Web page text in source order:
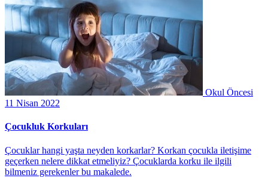
Okul Öncesi
11 Nisan 2022
Çocukluk Korkuları
Çocuklar hangi yaşta neyden korkarlar? Korkan çocukla iletişime
geçerken nelere dikkat etmeliyiz? Çocuklarda korku ile ilgili
bilmeniz gerekenler bu makalede.